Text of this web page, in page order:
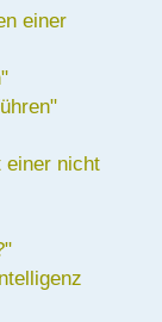
einer
einer nicht